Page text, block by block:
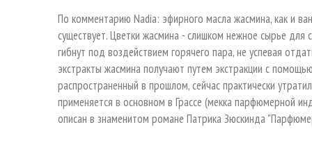
По комментарию Nadia: эфирного масла жасмина, как и
существует. Цветки жасмина - слишком нежное сырье для
гибнут под воздействием горячего пара, не успевая
экстракты жасмина получают путем экстракции с
распространенный в прошлом, сейчас практически
применяется в основном в Грассе (мекка парфюмерной
описан в знаменитом романе Патрика Зюскинда